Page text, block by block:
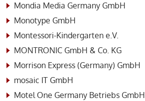
Mondia Media Germany GmbH
Monotype GmbH
Montessori-Kindergarten e.V.
MONTRONIC GmbH & Co. KG
Morrison Express (Germany) GmbH
mosaic IT GmbH
Motel One Germany Betriebs GmbH